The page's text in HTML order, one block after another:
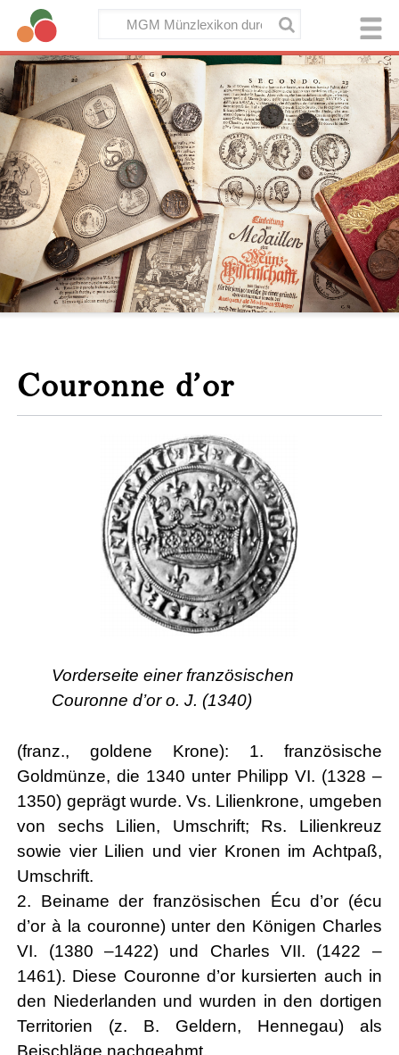
Couronne d’or
Vorderseite einer französischen
Couronne d’or o. J. (1340)
(franz., goldene Krone): 1. französische
Goldmünze, die 1340 unter Philipp VI. (1328 –
1350) geprägt wurde. Vs. Lilienkrone, umgeben
von sechs Lilien, Umschrift; Rs. Lilienkreuz
sowie vier Lilien und vier Kronen im Achtpaß,
Umschrift.
2. Beiname der französischen Écu d’or (écu
d’or à la couronne) unter den Königen Charles
VI. (1380 –1422) und Charles VII. (1422 –
1461). Diese Couronne d’or kursierten auch in
den Niederlanden und wurden in den dortigen
Territorien (z. B. Geldern, Hennegau) als
Beischläge nachgeahmt.